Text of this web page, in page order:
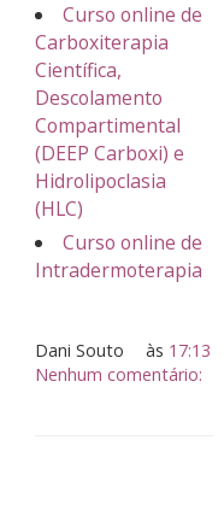
Curso online de
Carboxiterapia
Científica,
Descolamento
Compartimental
(DEEP Carboxi) e
Hidrolipoclasia
(HLC)
Curso online de
Intradermoterapia
Dani Souto às 17:13
Nenhum comentário: